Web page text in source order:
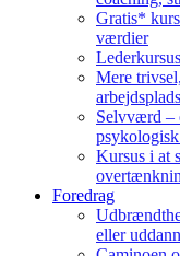
Gratis*
værdier
Mere
Selvværd –
Kursus i at
Foredrag
eller